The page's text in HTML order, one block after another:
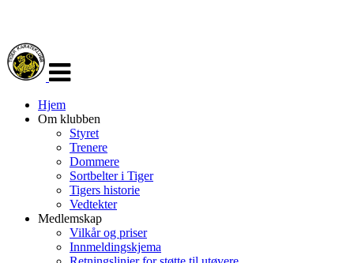
navigasjon
Hjem
Om klubben
Styret
Trenere
Dommere
Sortbelter i Tiger
Tigers historie
Vedtekter
Medlemskap
Vilkår og priser
Innmeldingskjema